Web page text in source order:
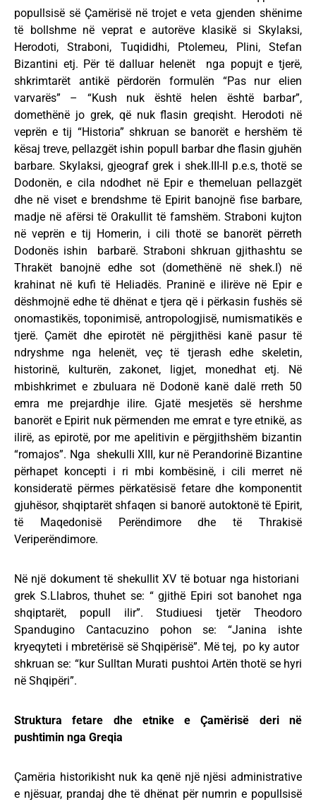
popullsisë së Çamërisë në trojet e veta gjenden shënime
të bollshme në veprat e autorëve klasikë si Skylaksi,
Herodoti, Straboni, Tuqididhi, Ptolemeu, Plini, Stefan
Bizantini etj. Për të dalluar helenët nga popujt e tjerë,
shkrimtarët antikë përdorën formulën “Pas nur elien
varvarës” – “Kush nuk është helen është barbar”,
domethënë jo grek, që nuk flasin greqisht. Herodoti në
veprën e tij “Historia” shkruan se banorët e hershëm të
kësaj treve, pellazgët ishin popull barbar dhe flasin gjuhën
barbare. Skylaksi, gjeograf grek i shek.III-II p.e.s, thotë se
Dodonën, e cila ndodhet në Epir e themeluan pellazgët
dhe në viset e brendshme të Epirit banojnë fise barbare,
madje në afërsi të Orakullit të famshëm. Straboni kujton
në veprën e tij Homerin, i cili thotë se banorët përreth
Dodonës ishin barbarë. Straboni shkruan gjithashtu se
Thrakët banojnë edhe sot (domethënë në shek.I) në
krahinat në kufi të Heliadës. Praninë e ilirëve në Epir e
dëshmojnë edhe të dhënat e tjera që i përkasin fushës së
onomastikës, toponimisë, antropologjisë, numismatikës e
tjerë. Çamët dhe epirotët në përgjithësi kanë pasur të
ndryshme nga helenët, veç të tjerash edhe skeletin,
historinë, kulturën, zakonet, ligjet, monedhat etj. Në
mbishkrimet e zbuluara në Dodonë kanë dalë rreth 50
emra me prejardhje ilire. Gjatë mesjetës së hershme
banorët e Epirit nuk përmenden me emrat e tyre etnikë, as
ilirë, as epirotë, por me apelitivin e përgjithshëm bizantin
“romajos”. Nga shekulli XIII, kur në Perandorinë Bizantine
përhapet koncepti i ri mbi kombësinë, i cili merret në
konsideratë përmes përkatësisë fetare dhe komponentit
gjuhësor, shqiptarët shfaqen si banorë autoktonë të Epirit,
të Maqedonisë Perëndimore dhe të Thrakisë
Veriperëndimore.
Në një dokument të shekullit XV të botuar nga historiani
grek S.Llabros, thuhet se: “ gjithë Epiri sot banohet nga
shqiptarët, popull ilir”. Studiuesi tjetër Theodoro
Spandugino Cantacuzino pohon se: “Janina ishte
kryeqyteti i mbretërisë së Shqipërisë”. Më tej, po ky autor
shkruan se: “kur Sulltan Murati pushtoi Artën thotë se hyri
në Shqipëri”.
Struktura fetare dhe etnike e Çamërisë deri në
pushtimin nga Greqia
Çamëria historikisht nuk ka qenë një njësi administrative
e njësuar, prandaj dhe të dhënat për numrin e popullsisë